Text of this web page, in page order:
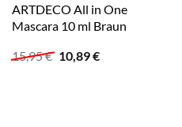
ARTDECO All in One
Mascara 10 ml Braun
15,95€ Ursprünglicher
Preis
10,89€Aktueller